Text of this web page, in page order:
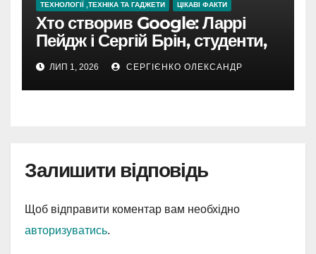
ТЕХНОЛОГІЇ ,ТЕХНІКА ТА ГАДЖЕТИ ЦІКАВІ ФАКТИ
Хто створив Google: Ларрі
Пейдж і Сергій Брін, студенти,
чия ідея підкорила інтернет
ЛИП 1, 2026 СЕРГІЄНКО ОЛЕКСАНДР
Залишити відповідь
Щоб відправити коментар вам необхідно
авторизуватись.